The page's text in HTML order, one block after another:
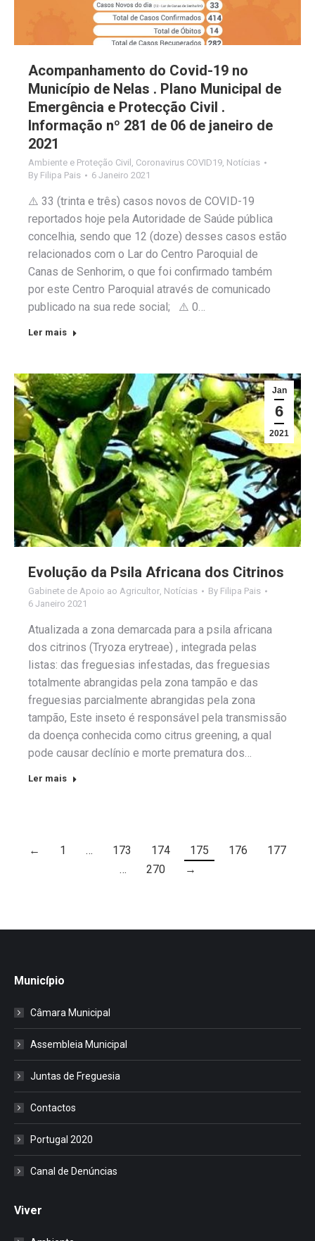
Acompanhamento do Covid-19 no
Município de Nelas . Plano Municipal de
Emergência e Protecção Civil .
Informação nº 281 de 06 de janeiro de
2021
Ambiente e Proteção Civil , Coronavirus COVID19, Notícias
By Filipa Pais 6 Janeiro 2021
⚠️ 33 (trinta e três) casos novos de COVID-19
reportados hoje pela Autoridade de Saúde pública
concelhia, sendo que 12 (doze) desses casos estão
relacionados com o Lar do Centro Paroquial de
Canas de Senhorim, o que foi confirmado também
por este Centro Paroquial através de comunicado
publicado na sua rede social; ⚠️ 0…
Ler mais
Jan
6
2021
Evolução da Psila Africana dos Citrinos
Gabinete de Apoio ao Agricultor Notícias By Filipa Pais
6 Janeiro 2021
Atualizada a zona demarcada para a psila africana
dos citrinos (Tryoza erytreae) , integrada pelas
listas: das freguesias infestadas, das freguesias
totalmente abrangidas pela zona tampão e das
freguesias parcialmente abrangidas pela zona
tampão, Este inseto é responsável pela transmissão
da doença conhecida como citrus greening, a qual
pode causar declínio e morte prematura dos…
Ler mais
← 1 … 173 174 175 176
177
…
270 →
Município
Câmara Municipal
Assembleia Municipal
Juntas de Freguesia
Contactos
Portugal 2020
Canal de Denúncias
Viver